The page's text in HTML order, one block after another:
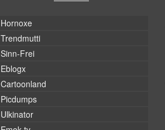
Hornoxe
Trendmutti
Sinn-Frei
Eblogx
Cartoonland
Picdumps
Ulkinator